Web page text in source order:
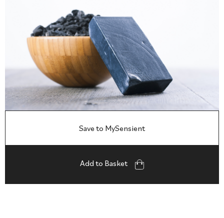
Save to MySensient
Add to Basket